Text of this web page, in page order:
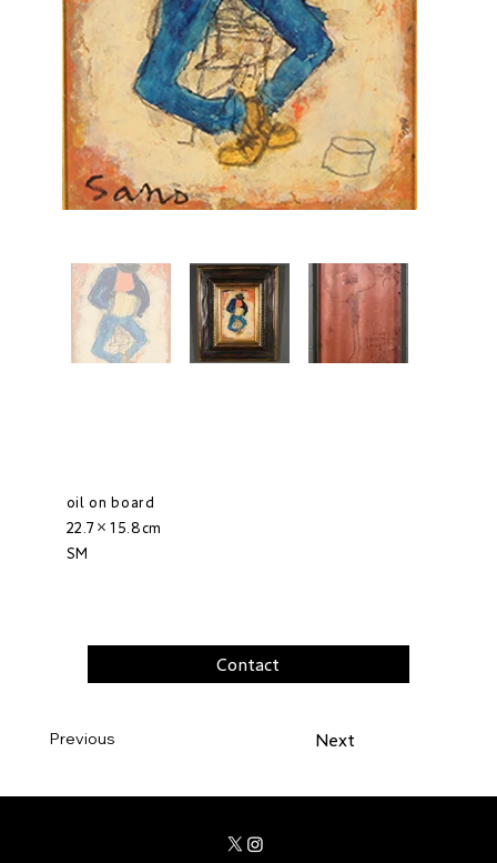
oil on board
22.7×15.8cm
SM
Contact
Previous Next